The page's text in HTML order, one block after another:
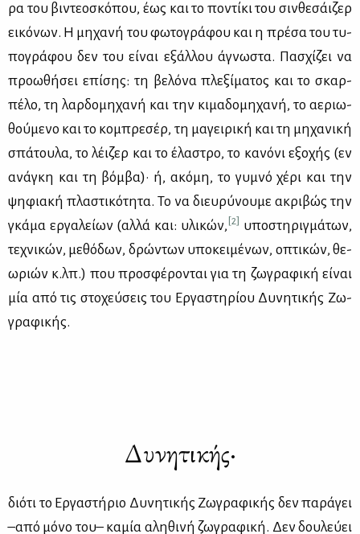
ρα του βι­ντε­ο­σκό­που, έως και το πο­ντί­κι του σιν­θε­σάι­ζερ
ει­κό­νων. Η μη­χα­νή του φω­το­γρά­φου και η πρέ­σα του τυ­
πο­γρά­φου δεν του εί­ναι εξάλ­λου άγνω­στα. Πα­σχί­ζει να
προ­ω­θή­σει επί­σης: τη βε­λό­να πλε­ξί­μα­τος και το σκαρ­
πέ­λο, τη λαρ­δο­μη­χα­νή και την κι­μα­δο­μη­χα­νή, το αε­ριω­
θού­με­νο και το κο­μπρε­σέρ, τη μα­γει­ρι­κή και τη μη­χα­νι­κή
σπά­του­λα, το λέι­ζερ και το έλα­στρο, το κα­νό­νι εξο­χής (εν
ανά­γκη και τη βόμ­βα)· ή, ακό­μη, το γυ­μνό χέ­ρι και την
ψη­φια­κή πλα­στι­κό­τη­τα. Το να διευ­ρύ­νου­με ακρι­βώς την
γκά­μα ερ­γα­λεί­ων (αλ­λά και: υλι­κών, [2] υπο­στη­ριγ­μά­των,
τε­χνι­κών, με­θό­δων, δρώ­ντων υπο­κει­μέ­νων, οπτι­κών, θε­
ω­ριών κ.λπ.) που προ­σφέ­ρο­νται για τη ζω­γρα­φι­κή εί­ναι
μία από τις στο­χεύ­σεις του Ερ­γα­στη­ρί­ου Δυ­νη­τι­κής Ζω­
γρα­φι­κής.
Δυνητικής·
διό­τι το Ερ­γα­στή­ριο Δυ­νη­τι­κής Ζω­γρα­φι­κής δεν πα­ρά­γει
–από μό­νο του– κα­μία αλη­θι­νή ζω­γρα­φι­κή. Δεν δου­λεύ­ει